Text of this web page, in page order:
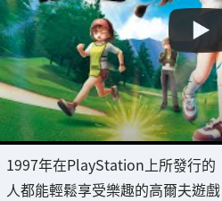
1997年在PlayStation上所發行的
人都能輕鬆享受樂趣的高爾夫遊